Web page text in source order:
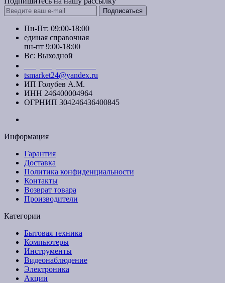
Подписаться
Пн-Пт: 09:00-18:00
единая справочная
пн-пт 9:00-18:00
Вс: Выходной
tsmarket24@yandex.ru
ИП Голубев А.М.
ИНН 246400004964
ОГРНИП 304246436400845
Информация
Гарантия
Доставка
Политика конфиденциальности
Контакты
Возврат товара
Производители
Категории
Бытовая техника
Компьютеры
Инструменты
Видеонаблюдение
Электроника
Акции